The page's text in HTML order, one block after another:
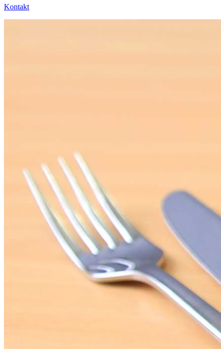
Kontakt